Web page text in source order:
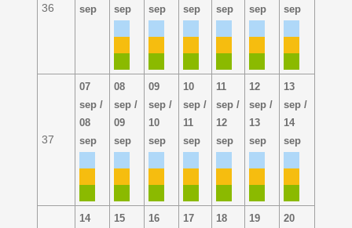
36
sep
sep
sep
sep
sep
sep
sep
37
07
sep /
08
sep
08
sep /
09
sep
09
sep /
10
sep
10
sep /
11
sep
11
sep /
12
sep
12
sep /
13
sep
13
sep /
14
sep
14 15 16 17 18 19 20